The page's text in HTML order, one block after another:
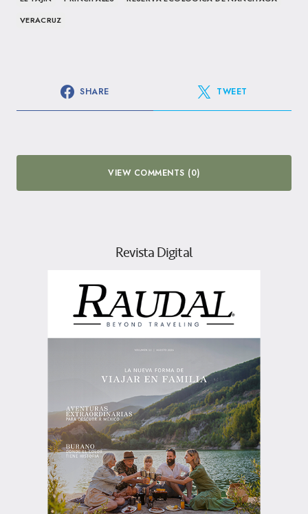
VERACRUZ
SHARE TWEET
VIEW COMMENTS (0)
Revista Digital